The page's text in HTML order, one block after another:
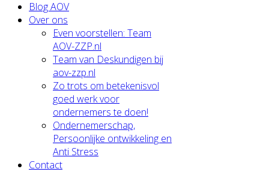
Blog AOV
Over ons
Even voorstellen: Team
AOV-ZZP.nl
Team van Deskundigen bij
aov-zzp.nl
Zo trots om betekenisvol
goed werk voor
ondernemers te doen!
Ondernemerschap,
Persoonlijke ontwikkeling en
Anti Stress
Contact